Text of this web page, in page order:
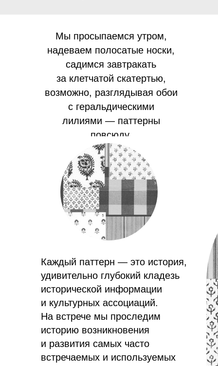
Мы просыпаемся утром,
надеваем полосатые носки,
садимся завтракать
за клетчатой скатертью,
возможно, разглядывая обои
с геральдическими
лилиями — паттерны
повсюду.
Каждый паттерн — это история,
удивительно глубокий кладезь
исторической информации
и культурных ассоциаций.
На встрече мы проследим
историю возникновения
и развития самых часто
встречаемых и используемых